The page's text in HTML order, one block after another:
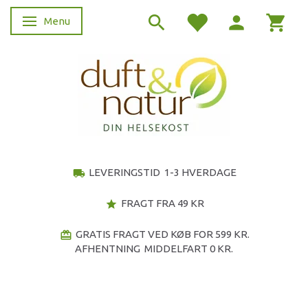
Skifte navigation
Menu
local_shipping LEVERINGSTID 1-3 HVERDAGE
star FRAGT FRA 49 KR
redeem GRATIS FRAGT VED KØB FOR 599 KR.
AFHENTNING MIDDELFART 0 KR.